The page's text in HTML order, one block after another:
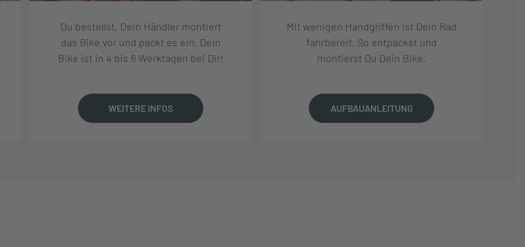
2.5 WT 3C MAXXGRIP EXO+ TR / MAXXIS MINION DHR II
DD TR
TCS 2.0 | 32H | TUBELESS SET UP | SEALANT INCL
SEALED BOOST 15MM
Du bestellst, Dein Händler montiert
das Bike vor und packt es ein, Dein
Bike ist in 4 bis 6 Werktagen bei Dir!
WEITERE INFOS
Mit wenigen Handgriffen ist Dein Rad
fahrbereit. So entpackst und
montierst Du Dein Bike.
AUFBAUANLEITUNG